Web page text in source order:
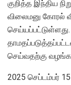
குறித்த இந்திய
விலைமனு கோரல்
செய்வதற்கு
2025 செப்டம்பர்